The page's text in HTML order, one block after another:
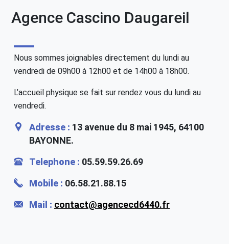
Agence Cascino Daugareil
Nous sommes joignables directement du lundi au
vendredi de 09h00 à 12h00 et de 14h00 à 18h00.
L’accueil physique se fait sur rendez vous du lundi au
vendredi.
Adresse : 13 avenue du 8 mai 1945, 64100
BAYONNE.
Telephone : 05.59.59.26.69
Mobile : 06.58.21.88.15
Mail : contact@agencecd6440.fr